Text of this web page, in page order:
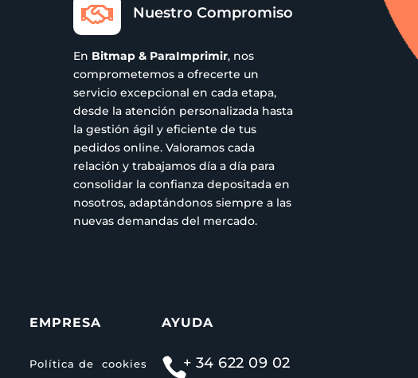
 Nuestro Compromiso
En Bitmap & ParaImprimir, nos
comprometemos a ofrecerte un
servicio excepcional en cada etapa,
desde la atención personalizada hasta
la gestión ágil y eficiente de tus
pedidos online. Valoramos cada
relación y trabajamos día a día para
consolidar la confianza depositada en
nosotros, adaptándonos siempre a las
nuevas demandas del mercado.
EMPRESA
Política de cookies
AYUDA
+ 34 622 09 02